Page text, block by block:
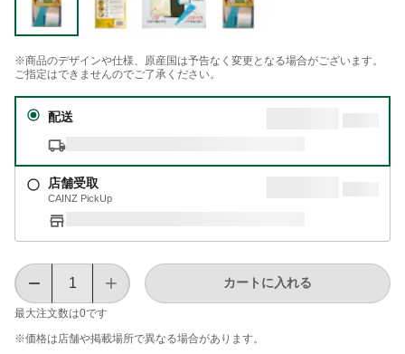
※商品のデザインや仕様、原産国は予告なく変更となる場合がございます。
ご指定はできませんのでご了承ください。
配送
店舗受取
CAINZ PickUp
最大注文数は0です
カートに入れる
※価格は​店舗や​掲載場所で​異なる​場合が​あります。